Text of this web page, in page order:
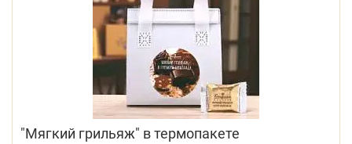
"Мягкий грильяж" в термопакете